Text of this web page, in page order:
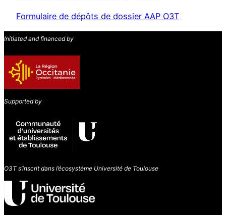
Formulaire de dépôts de dossier AAP O3T
Initiated and financed by
Supported by
O3T s’inscrit dans l’écosystème Université de Toulouse